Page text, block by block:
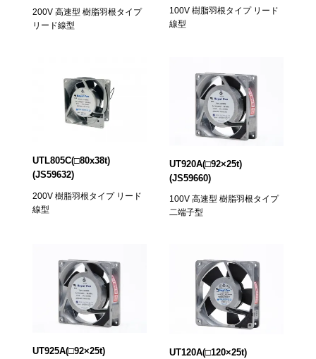
200V 高速型 樹脂羽根タイプ
リード線型
100V 樹脂羽根タイプ リード
線型
UTL805C(□80x38t)
(JS59632)
200V 樹脂羽根タイプ リード
線型
UT920A(□92×25t)
(JS59660)
100V 高速型 樹脂羽根タイプ
二端子型
UT925A(□92×25t)
UT120A(□120×25t)